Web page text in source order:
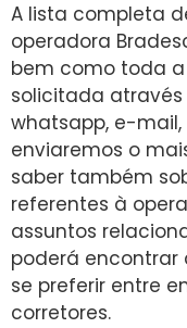
A lista completa
operadora
bem como toda
solicitada através
whatsapp, e-
enviaremos o
saber também
referentes à
assuntos
poderá encontrar
se preferir entre
corretores.